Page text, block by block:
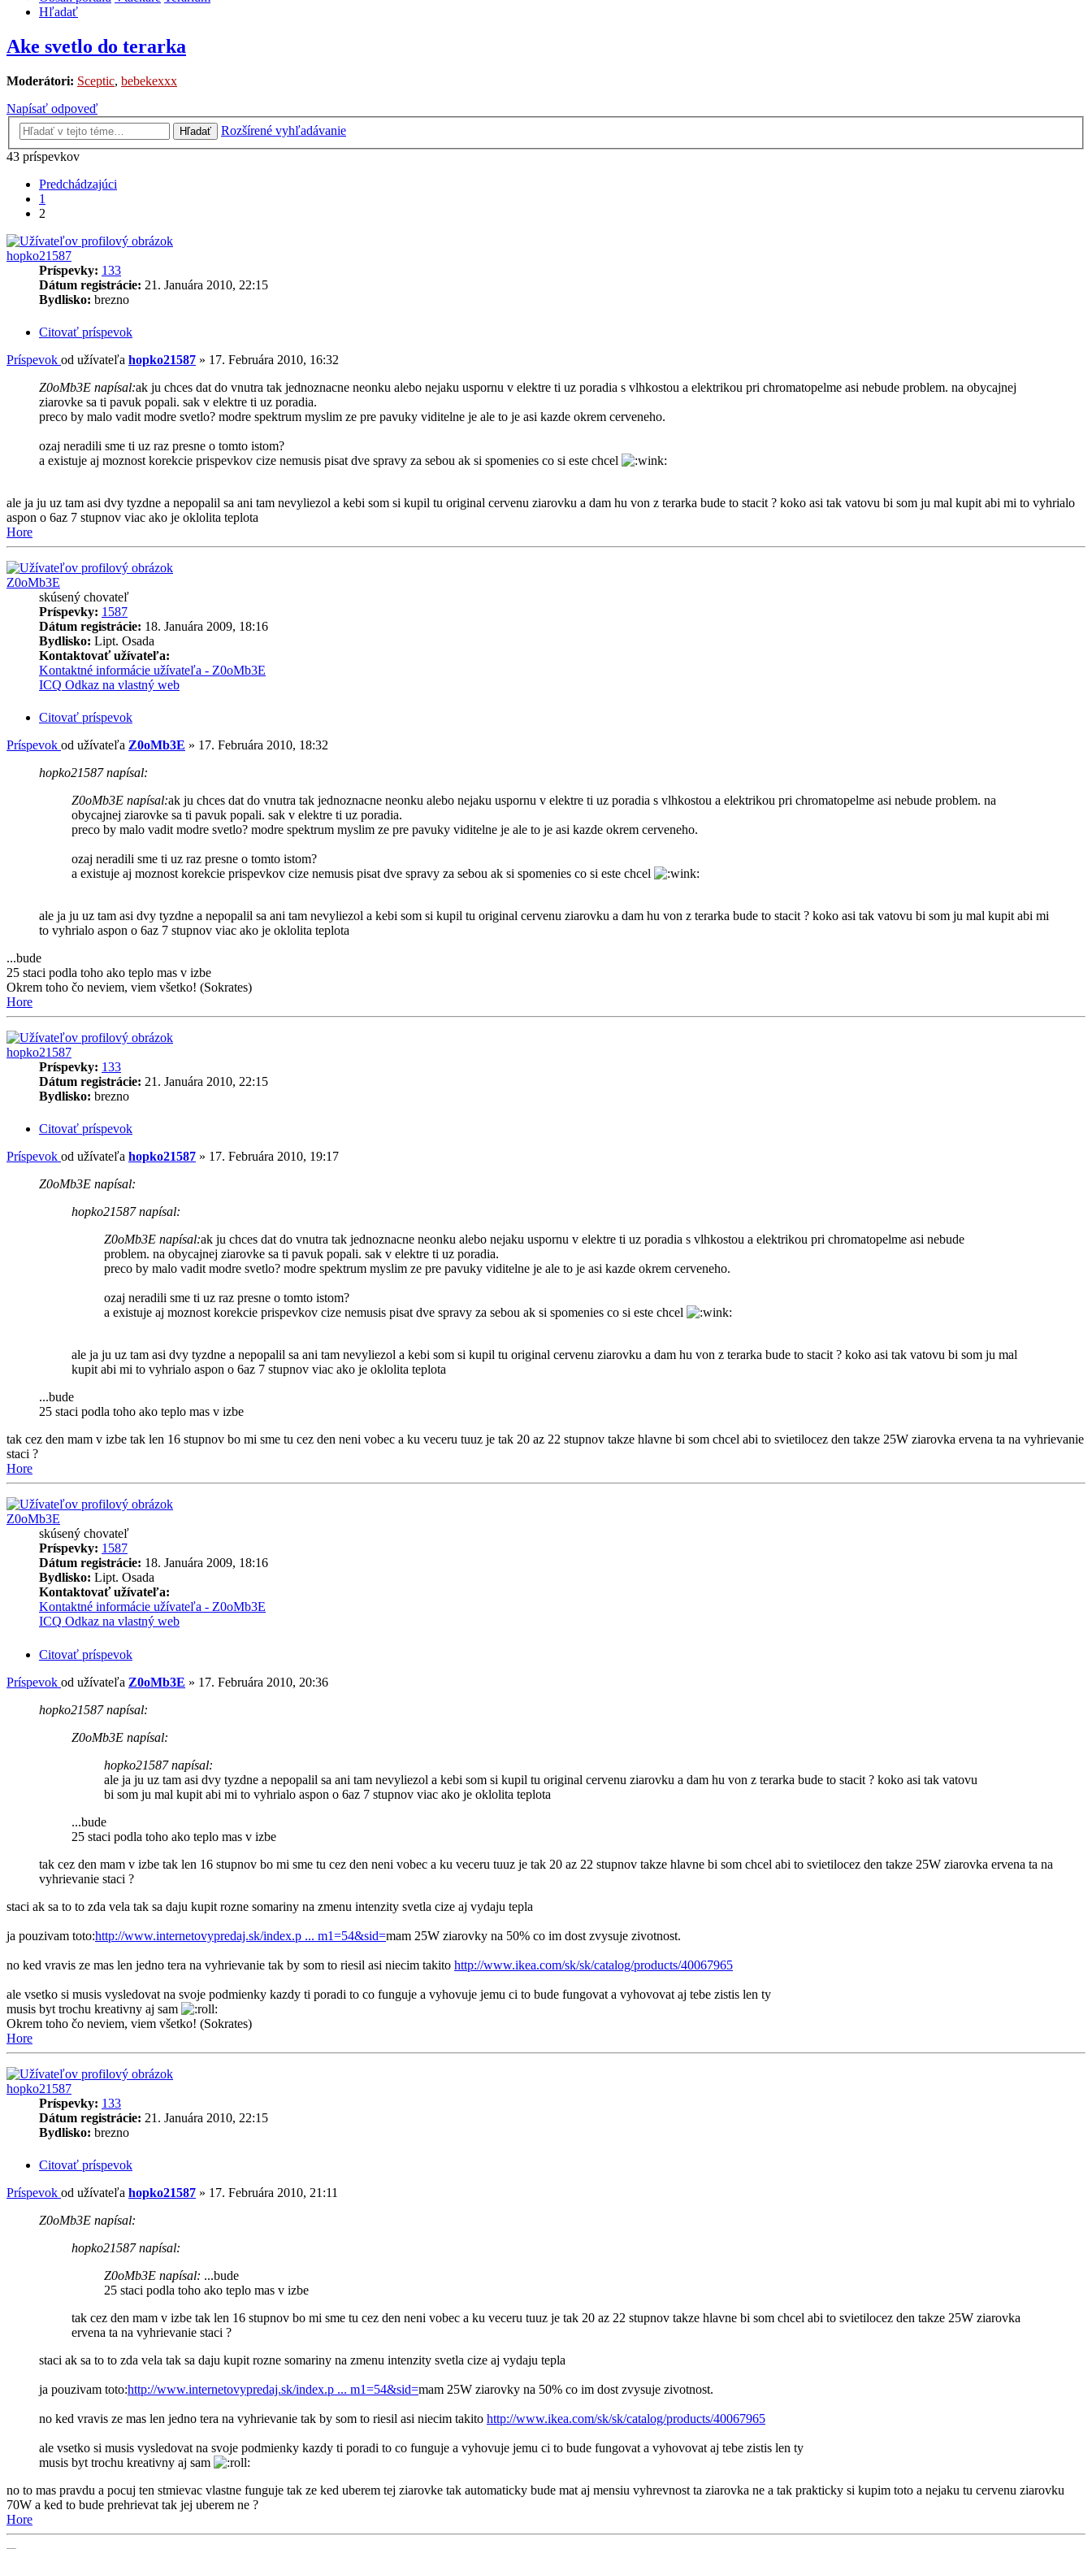
Hľadať
Ake svetlo do terarka
Moderátori: Sceptic, bebekexxx
Napísať odpoveď
Hľadať
Rozšírené vyhľadávanie
43 príspevkov
Predchádzajúci
1
2
hopko21587
Príspevky: 133
Dátum registrácie: 21. Januára 2010, 22:15
Bydlisko: brezno
Citovať príspevok
Príspevok od užívateľa hopko21587 » 17. Februára 2010, 16:32
Z0oMb3E napísal:ak ju chces dat do vnutra tak jednoznacne neonku alebo nejaku uspornu v elektre ti uz poradia s vlhkostou a elektrikou pri chromatopelme asi nebude problem. na obycajnej
ziarovke sa ti pavuk popali. sak v elektre ti uz poradia.
preco by malo vadit modre svetlo? modre spektrum myslim ze pre pavuky viditelne je ale to je asi kazde okrem cerveneho.
ozaj neradili sme ti uz raz presne o tomto istom?
a existuje aj moznost korekcie prispevkov cize nemusis pisat dve spravy za sebou ak si spomenies co si este chcel
ale ja ju uz tam asi dvy tyzdne a nepopalil sa ani tam nevyliezol a kebi som si kupil tu original cervenu ziarovku a dam hu von z terarka bude to stacit ? koko asi tak vatovu bi som ju mal kupit abi mi to vyhrialo
aspon o 6az 7 stupnov viac ako je oklolita teplota
Hore
Z0oMb3E
skúsený chovateľ
Príspevky: 1587
Dátum registrácie: 18. Januára 2009, 18:16
Bydlisko: Lipt. Osada
Kontaktovať užívateľa:
Kontaktné informácie užívateľa - Z0oMb3E
ICQ Odkaz na vlastný web
Citovať príspevok
Príspevok od užívateľa Z0oMb3E » 17. Februára 2010, 18:32
hopko21587 napísal:
Z0oMb3E napísal:ak ju chces dat do vnutra tak jednoznacne neonku alebo nejaku uspornu v elektre ti uz poradia s vlhkostou a elektrikou pri chromatopelme asi nebude problem. na
obycajnej ziarovke sa ti pavuk popali. sak v elektre ti uz poradia.
preco by malo vadit modre svetlo? modre spektrum myslim ze pre pavuky viditelne je ale to je asi kazde okrem cerveneho.
ozaj neradili sme ti uz raz presne o tomto istom?
a existuje aj moznost korekcie prispevkov cize nemusis pisat dve spravy za sebou ak si spomenies co si este chcel
ale ja ju uz tam asi dvy tyzdne a nepopalil sa ani tam nevyliezol a kebi som si kupil tu original cervenu ziarovku a dam hu von z terarka bude to stacit ? koko asi tak vatovu bi som ju mal kupit abi mi
to vyhrialo aspon o 6az 7 stupnov viac ako je oklolita teplota
...bude
25 staci podla toho ako teplo mas v izbe
Okrem toho čo neviem, viem všetko! (Sokrates)
Hore
hopko21587
Príspevky: 133
Dátum registrácie: 21. Januára 2010, 22:15
Bydlisko: brezno
Citovať príspevok
Príspevok od užívateľa hopko21587 » 17. Februára 2010, 19:17
Z0oMb3E napísal:
hopko21587 napísal:
Z0oMb3E napísal:ak ju chces dat do vnutra tak jednoznacne neonku alebo nejaku uspornu v elektre ti uz poradia s vlhkostou a elektrikou pri chromatopelme asi nebude
problem. na obycajnej ziarovke sa ti pavuk popali. sak v elektre ti uz poradia.
preco by malo vadit modre svetlo? modre spektrum myslim ze pre pavuky viditelne je ale to je asi kazde okrem cerveneho.
ozaj neradili sme ti uz raz presne o tomto istom?
a existuje aj moznost korekcie prispevkov cize nemusis pisat dve spravy za sebou ak si spomenies co si este chcel
ale ja ju uz tam asi dvy tyzdne a nepopalil sa ani tam nevyliezol a kebi som si kupil tu original cervenu ziarovku a dam hu von z terarka bude to stacit ? koko asi tak vatovu bi som ju mal
kupit abi mi to vyhrialo aspon o 6az 7 stupnov viac ako je oklolita teplota
...bude
25 staci podla toho ako teplo mas v izbe
tak cez den mam v izbe tak len 16 stupnov bo mi sme tu cez den neni vobec a ku veceru tuuz je tak 20 az 22 stupnov takze hlavne bi som chcel abi to svietilocez den takze 25W ziarovka ervena ta na vyhrievanie
staci ?
Hore
Z0oMb3E
skúsený chovateľ
Príspevky: 1587
Dátum registrácie: 18. Januára 2009, 18:16
Bydlisko: Lipt. Osada
Kontaktovať užívateľa:
Kontaktné informácie užívateľa - Z0oMb3E
ICQ Odkaz na vlastný web
Citovať príspevok
Príspevok od užívateľa Z0oMb3E » 17. Februára 2010, 20:36
hopko21587 napísal:
Z0oMb3E napísal:
hopko21587 napísal:
ale ja ju uz tam asi dvy tyzdne a nepopalil sa ani tam nevyliezol a kebi som si kupil tu original cervenu ziarovku a dam hu von z terarka bude to stacit ? koko asi tak vatovu
bi som ju mal kupit abi mi to vyhrialo aspon o 6az 7 stupnov viac ako je oklolita teplota
...bude
25 staci podla toho ako teplo mas v izbe
tak cez den mam v izbe tak len 16 stupnov bo mi sme tu cez den neni vobec a ku veceru tuuz je tak 20 az 22 stupnov takze hlavne bi som chcel abi to svietilocez den takze 25W ziarovka ervena ta na
vyhrievanie staci ?
staci ak sa to to zda vela tak sa daju kupit rozne somariny na zmenu intenzity svetla cize aj vydaju tepla
ja pouzivam toto:http://www.internetovypredaj.sk/index.p ... m1=54&sid=mam 25W ziarovky na 50% co im dost zvysuje zivotnost.
no ked vravis ze mas len jedno tera na vyhrievanie tak by som to riesil asi niecim takito http://www.ikea.com/sk/sk/catalog/products/40067965
ale vsetko si musis vysledovat na svoje podmienky kazdy ti poradi to co funguje a vyhovuje jemu ci to bude fungovat a vyhovovat aj tebe zistis len ty
musis byt trochu kreativny aj sam
Okrem toho čo neviem, viem všetko! (Sokrates)
Hore
hopko21587
Príspevky: 133
Dátum registrácie: 21. Januára 2010, 22:15
Bydlisko: brezno
Citovať príspevok
Príspevok od užívateľa hopko21587 » 17. Februára 2010, 21:11
Z0oMb3E napísal:
hopko21587 napísal:
Z0oMb3E napísal: ...bude
25 staci podla toho ako teplo mas v izbe
tak cez den mam v izbe tak len 16 stupnov bo mi sme tu cez den neni vobec a ku veceru tuuz je tak 20 az 22 stupnov takze hlavne bi som chcel abi to svietilocez den takze 25W ziarovka
ervena ta na vyhrievanie staci ?
staci ak sa to to zda vela tak sa daju kupit rozne somariny na zmenu intenzity svetla cize aj vydaju tepla
ja pouzivam toto:http://www.internetovypredaj.sk/index.p ... m1=54&sid=mam 25W ziarovky na 50% co im dost zvysuje zivotnost.
no ked vravis ze mas len jedno tera na vyhrievanie tak by som to riesil asi niecim takito http://www.ikea.com/sk/sk/catalog/products/40067965
ale vsetko si musis vysledovat na svoje podmienky kazdy ti poradi to co funguje a vyhovuje jemu ci to bude fungovat a vyhovovat aj tebe zistis len ty
musis byt trochu kreativny aj sam
no to mas pravdu a pocuj ten stmievac vlastne funguje tak ze ked uberem tej ziarovke tak automaticky bude mat aj mensiu vyhrevnost ta ziarovka ne a tak prakticky si kupim toto a nejaku tu cervenu ziarovku
70W a ked to bude prehrievat tak jej uberem ne ?
Hore